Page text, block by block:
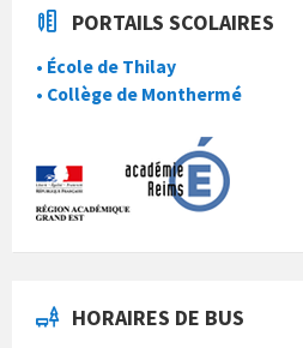
PORTAILS SCOLAIRES
• École de Thilay
• Collège de Monthermé
HORAIRES DE BUS